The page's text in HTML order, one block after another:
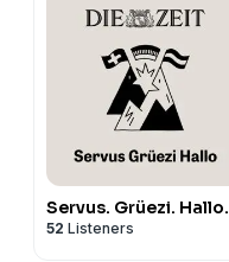
Servus. Grüezi. Hallo.
52 Listeners